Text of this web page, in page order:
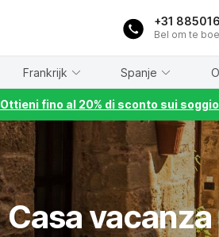
+31
Bel om te
Frankrijk Spanje
Ottieni fino al 20% di sconto sui
Casa